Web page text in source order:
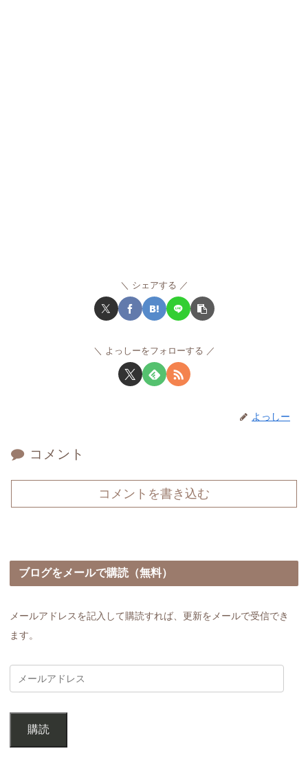
シェアする
よっしーをフォローする
よっしー
コメント
コメントを書き込む
ブログをメールで購読（無料）
メールアドレスを記入して購読すれば、更新をメールで受信でき
ます。
購読